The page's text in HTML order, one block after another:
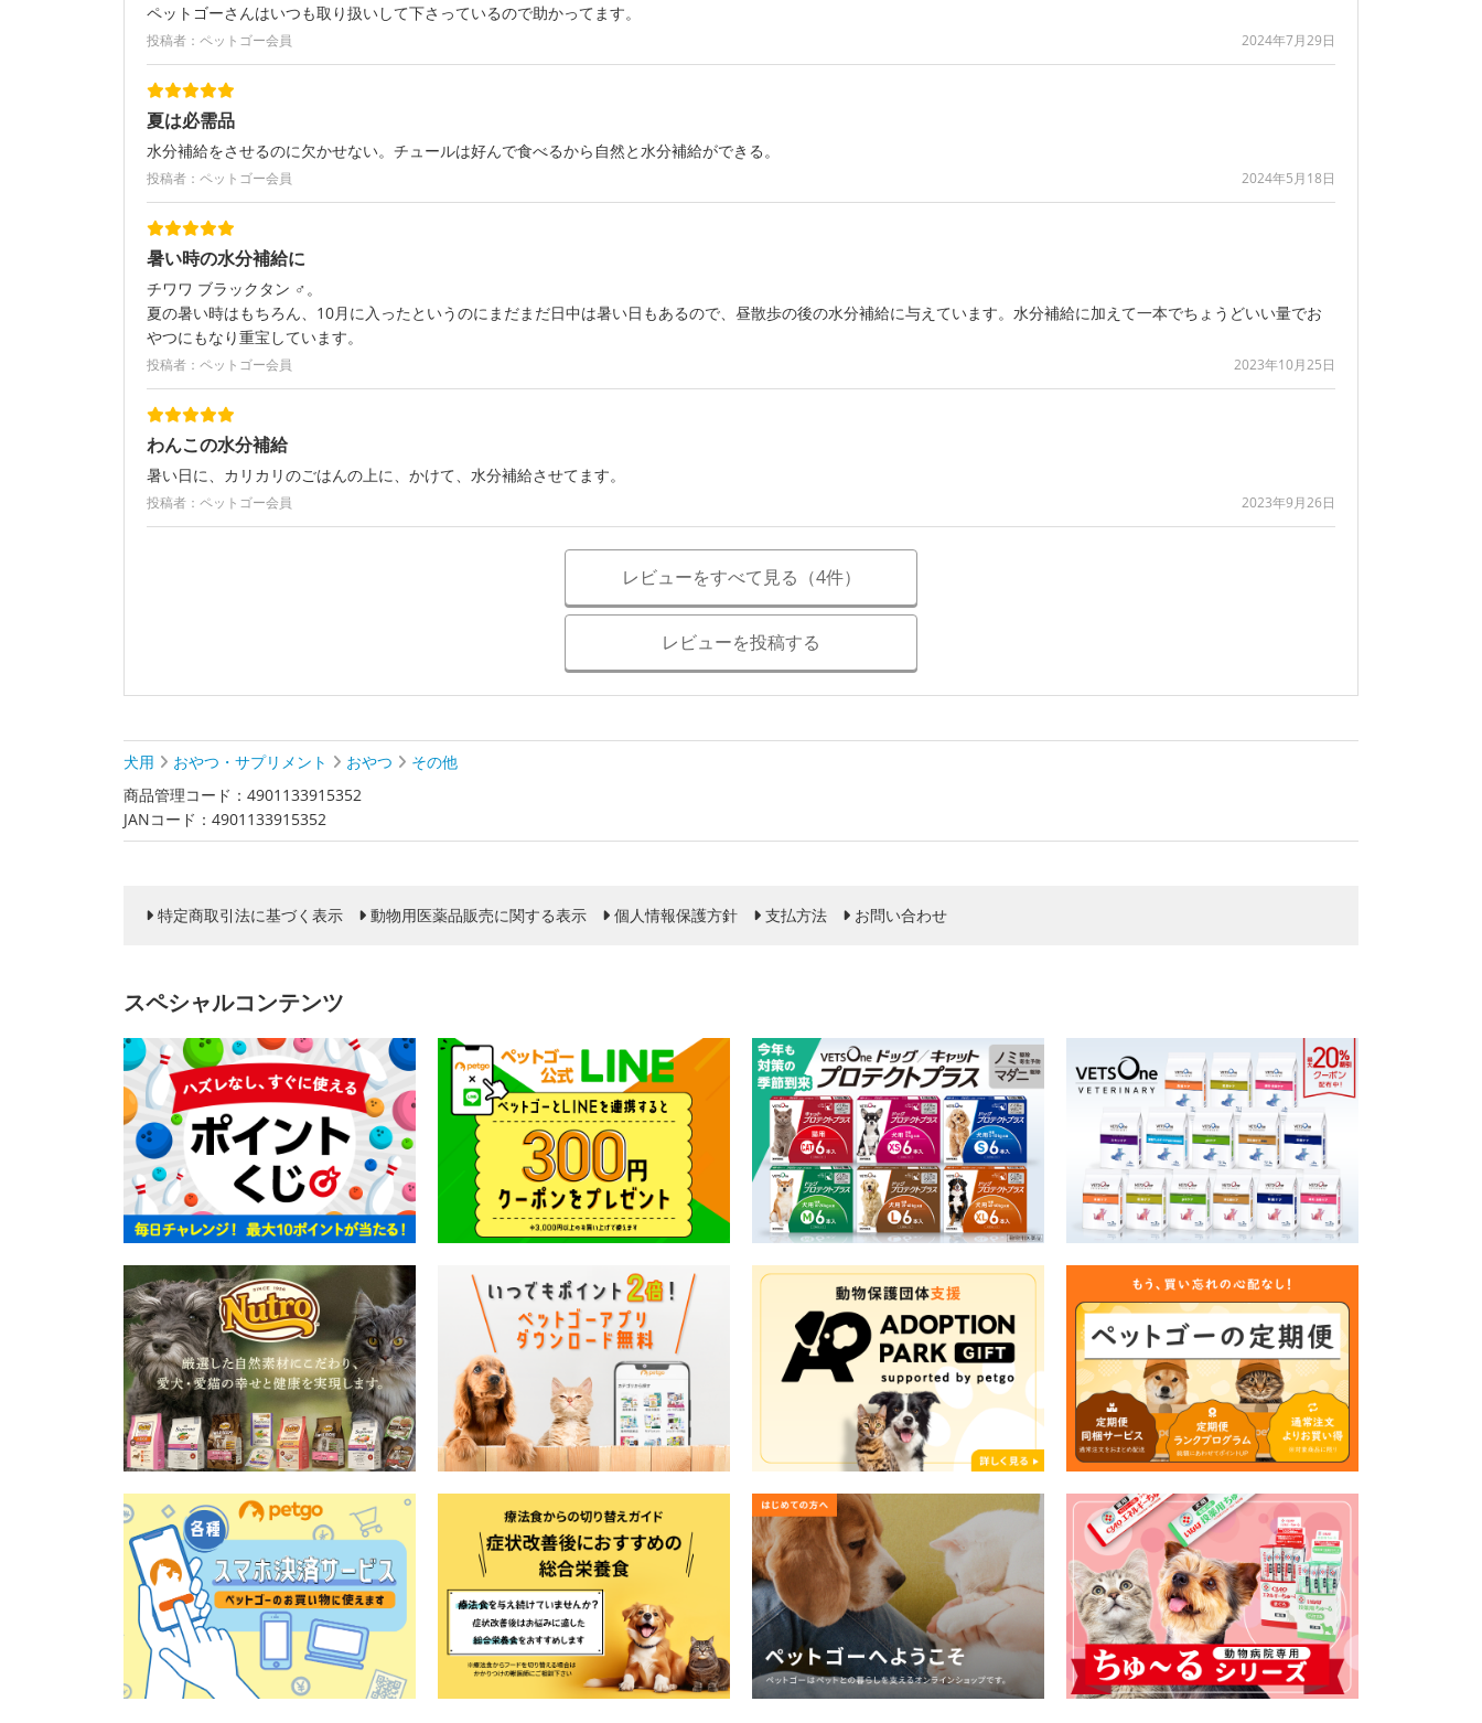
ペットゴーさんはいつも取り扱いして下さっているので助かってます。
投稿者：ペットゴー会員 2024年7月29日
夏は必需品
水分補給をさせるのに欠かせない。チュールは好んで食べるから自然と水分補給ができる。
投稿者：ペットゴー会員 2024年5月18日
暑い時の水分補給に
チワワ ブラックタン ♂。
夏の暑い時はもちろん、10月に入ったというのにまだまだ日中は暑い日もあるので、昼散歩の後の水分補給に与えています。水分補給に加えて一本でちょうどいい量でお
やつにもなり重宝しています。
投稿者：ペットゴー会員 2023年10月25日
わんこの水分補給
暑い日に、カリカリのごはんの上に、かけて、水分補給させてます。
投稿者：ペットゴー会員 2023年9月26日
レビューをすべて見る（4件）
レビューを投稿する
犬用 おやつ・サプリメント おやつ
その他
商品管理コード：4901133915352
JANコード：4901133915352
特定商取引法に基づく表示 動物用医薬品販売に関する表示 個人情報保護方針 支払方法 お問い合わせ
スペシャルコンテンツ